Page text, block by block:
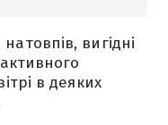
вигідні
в деяких